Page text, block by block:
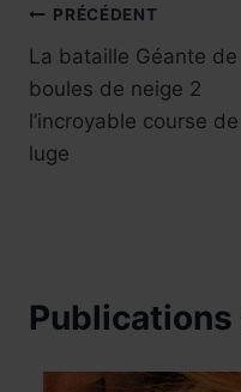
Navigation
de
l’article
PRÉCÉDENT
La bataille Géante de
boules de neige 2
l’incroyable course de
luge